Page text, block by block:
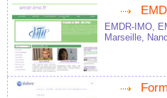
EMDR-IMO,
Marseille,